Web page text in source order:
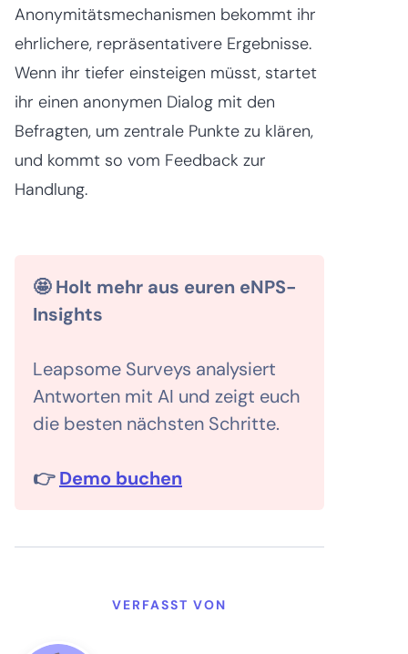
Anonymitätsmechanismen bekommt ihr
ehrlichere, repräsentativere Ergebnisse.
Wenn ihr tiefer einsteigen müsst, startet
ihr einen anonymen Dialog mit den
Befragten, um zentrale Punkte zu klären,
und kommt so vom Feedback zur
Handlung.
🤩 Holt mehr aus euren eNPS-
Insights
Leapsome Surveys analysiert
Antworten mit AI und zeigt euch
die besten nächsten Schritte.
👉Demo buchen
VERFASST VON